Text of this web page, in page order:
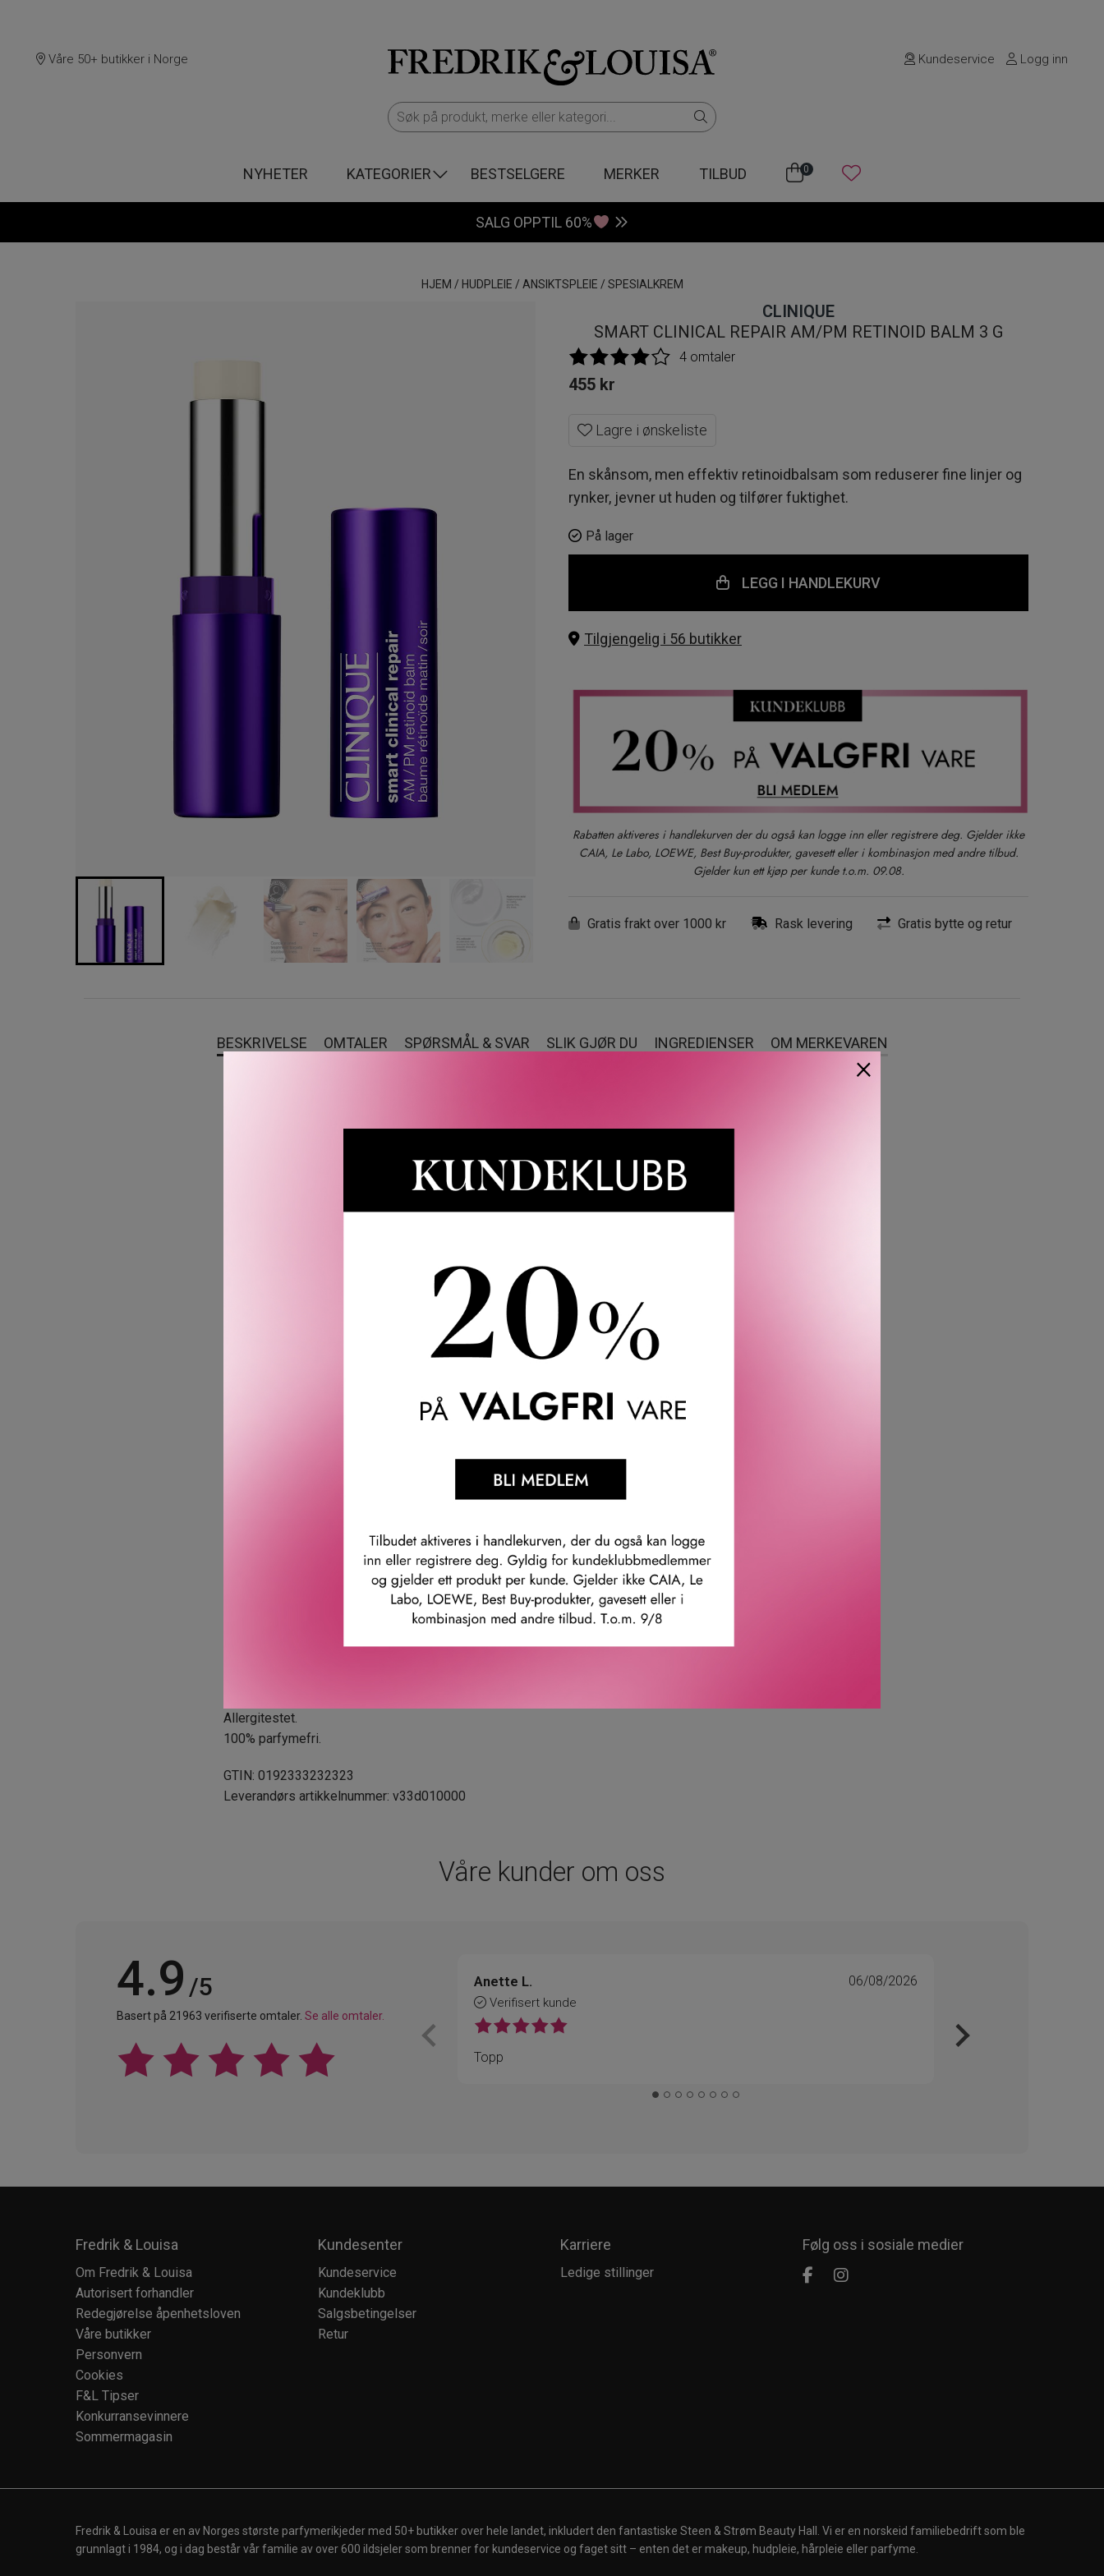
Våre 50+ butikker i Norge Kundeservice Logg inn
NYHETER KATEGORIER BESTSELGERE MERKER TILBUD 0
SALG OPPTIL 60%
HJEM / HUDPLEIE / ANSIKTSPLEIE / SPESIALKREM
CLINIQUE
SMART CLINICAL REPAIR AM/PM RETINOID BALM 3 G
4 omtaler
455 kr
Lagre i ønskeliste
En skånsom, men effektiv retinoidbalsam som reduserer fine linjer og
rynker, jevner ut huden og tilfører fuktighet.
På lager
LEGG I HANDLEKURV
Tilgjengelig i 56 butikker
Rabatten aktiveres i handlekurven der du også kan logge inn eller registrere deg. Gjelder ikke
CAIA, Le Labo, LOEWE, Best Buy-produkter, gavesett eller i kombinasjon med andre tilbud.
Gjelder kun ett kjøp per kunde t.o.m. 09.08.
Gratis frakt over 1000 kr Rask levering Gratis bytte og retur
BESKRIVELSE OMTALER SPØRSMÅL & SVAR SLIK GJØR DU INGREDIENSER OM MERKEVAREN
fine linjer og rynker, samtidig som den gir huden et jevnere og mer ungdommelig utseende. Balsamen er
skånsom nok til at du kan bruke den to ganger om dagen.
Den smarte applikatoren gjør det enkelt og praktisk å påføre produktet. Formelen inneholder 1% avansert retinoid –
cellefornyelsesprosess for å synliggjøre fine linjer og rynker. Balsamen er også beriket med hyaluronsyre, som
tilfører huden fuktighet og jevner ut fine, tørre linjer.
Produktet kan brukes to ganger om dagen og er enkelt å påføre med den smarte applikatoren. Fri for parfyme,
· Klinisk bevist synlig reduksjon av 7 linjer på 14 dager*.
kråkeføtter, nesefolder, marionettlinjer og linjer rundt leppene.
* Klinisk testet på 36 kvinner etter å ha brukt produktet i 2 uker.
Kliniske løsninger for anti-aldring.
Allergitestet.
100% parfymefri.
GTIN: 0192333232323
Leverandørs artikkelnummer: v33d010000
Våre kunder om oss
4.9 /5
Basert på 21963 verifiserte omtaler. Se alle omtaler.
Anette L.
Verifisert kunde
06/08/2026
Topp
Fredrik & Louisa
Om Fredrik & Louisa
Autorisert forhandler
Redegjørelse åpenhetsloven
Våre butikker
Personvern
Cookies
F&L Tipser
Konkurransevinnere
Sommermagasin
Kundesenter
Kundeservice
Kundeklubb
Salgsbetingelser
Retur
Karriere
Ledige stillinger
Følg oss i sosiale medier
Fredrik & Louisa er en av Norges største parfymerikjeder med 50+ butikker over hele landet, inkludert den fantastiske Steen & Strøm Beauty Hall. Vi er en norskeid familiebedrift som ble
grunnlagt i 1984, og i dag består vår familie av over 600 ildsjeler som brenner for kundeservice og faget sitt – enten det er makeup, hudpleie, hårpleie eller parfyme.
×